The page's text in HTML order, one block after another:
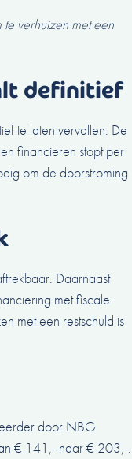
verhuizen met een
definitief
te laten vervallen. De
financieren stopt per
om de doorstroming
Daarnaast
met fiscale
met een restschuld is
door NBG
€ 141,- naar € 203,-.